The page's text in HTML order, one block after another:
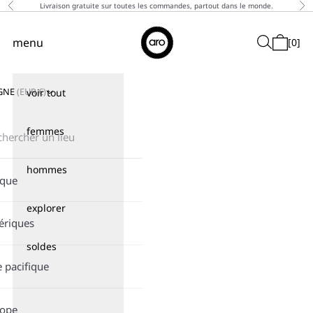
↵Skip to content
↵Skip to menu
↵Skip to footer
↵Open Accessibility Widget
Passer au contenu
PrécédentLivraison gratuite sur toutes les commandes, partout dans le monde.
Aro
Menu de navigation
menu Recherche
Panier
[0]
voir tout
femmes
hommes
explorer
soldes
(EUR€)
pacifique